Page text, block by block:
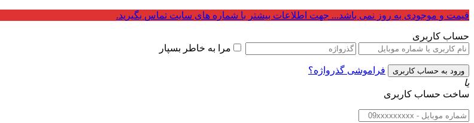
قیمت و موجودی به روز نمی باشد... جهت اطلاعات بیشتر با شماره های سایت تماس بگیرید.
حساب کاربری
مرا به خاطر بسپار
فراموشی گذرواژه؟
یا
ساخت حساب کاربری